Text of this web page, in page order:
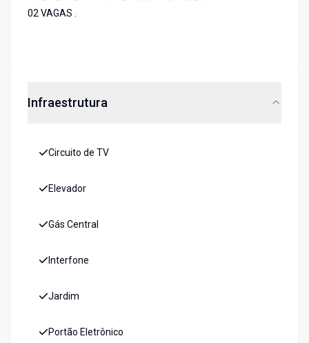
02 VAGAS .
Infraestrutura
Circuito de TV
Elevador
Gás Central
Interfone
Jardim
Portão Eletrônico